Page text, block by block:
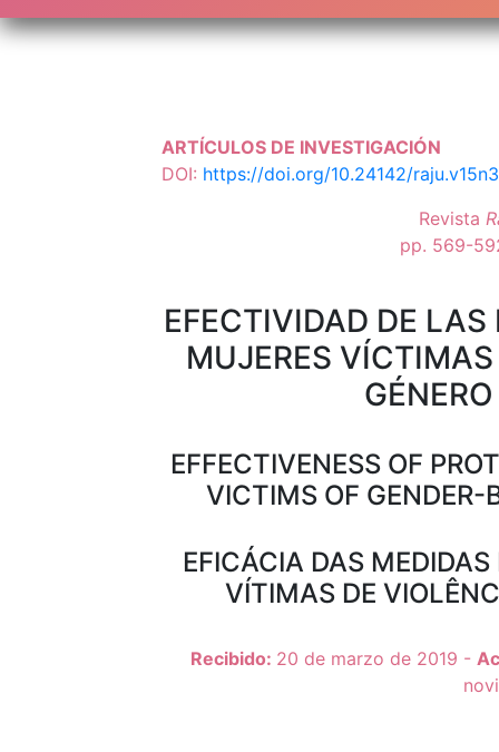
ARTÍCULOS DE INVESTIGACIÓN
DOI: https://doi.org/10.24142/
Revista
pp. 569-
EFECTIVIDAD DE
MUJERES
EFFECTIVENESS OF
VICTIMS OF GENDER-
EFICÁCIA DAS
VÍTIMAS DE
Recibido: 20 de marzo de 2019 -